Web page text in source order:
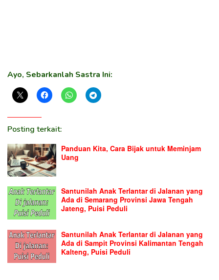
Ayo, Sebarkanlah Sastra Ini:
Posting terkait:
Panduan Kita, Cara Bijak untuk Meminjam
Uang
Santunilah Anak Terlantar di Jalanan yang
Ada di Semarang Provinsi Jawa Tengah
Jateng, Puisi Peduli
Santunilah Anak Terlantar di Jalanan yang
Ada di Sampit Provinsi Kalimantan Tengah
Kalteng, Puisi Peduli